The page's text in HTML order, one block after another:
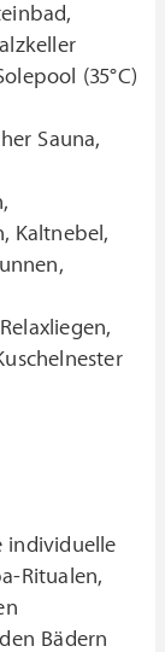
(35°C)
Sauna,
Kaltnebel,
individuelle
Ritualen,
Bädern